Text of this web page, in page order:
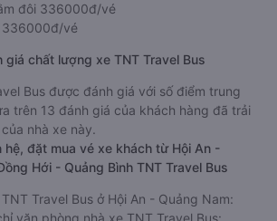
đôi 336000đ/vé
336000đ/vé
giá chất lượng xe TNT Travel Bus
Bus được đánh giá với số điểm trung
trên 13 đánh giá của khách hàng đã trải
nhà xe này.
hệ, đặt mua vé xe khách từ Hội An -
Hới - Quảng Bình TNT Travel Bus
Travel Bus ở Hội An - Quảng Nam: